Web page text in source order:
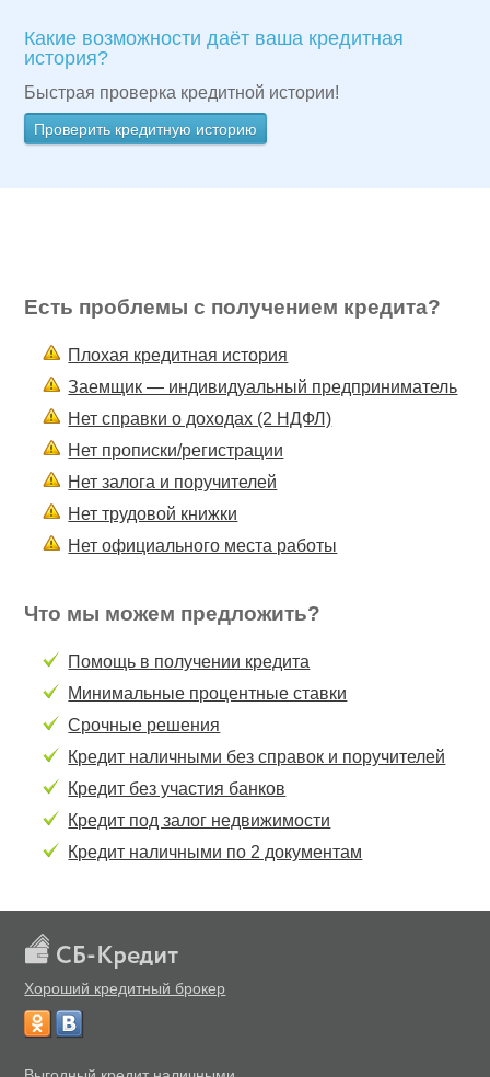
Какие возможности даёт ваша кредитная
история?
Быстрая проверка кредитной истории!
Проверить кредитную историю
Есть проблемы с получением кредита?
Плохая кредитная история
Заемщик — индивидуальный предприниматель
Нет справки о доходах (2 НДФЛ)
Нет прописки/регистрации
Нет залога и поручителей
Нет трудовой книжки
Нет официального места работы
Что мы можем предложить?
Помощь в получении кредита
Минимальные процентные ставки
Срочные решения
Кредит наличными без справок и поручителей
Кредит без участия банков
Кредит под залог недвижимости
Кредит наличными по 2 документам
Хороший кредитный брокер